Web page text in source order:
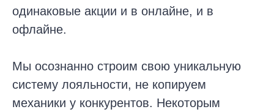
одинаковые акции и в онлайне, и в
офлайне.
Мы осознанно строим свою уникальную
систему лояльности, не копируем
механики у конкурентов. Некоторым